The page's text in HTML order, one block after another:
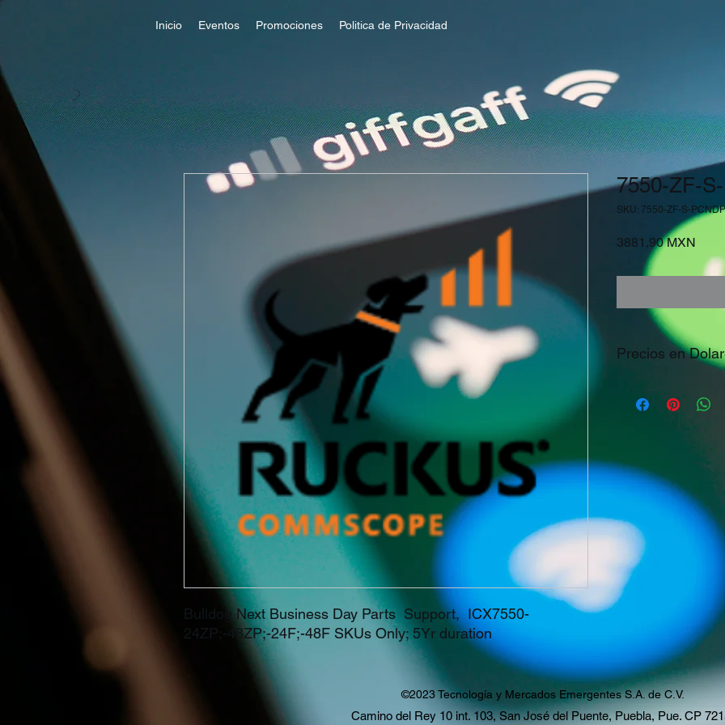
Inicio Eventos Promociones Politica de Privacidad
Bulldog Next Business Day Parts  Support,  ICX7550-
24ZP;-48ZP;-24F;-48F SKUs Only; 5Yr duration
7550-ZF-
SKU: 7550-ZF-S-
3881,90 MXN
Precios en
©2023 Tecnología y Mercados Emergentes S.A. de C.V.
Camino del Rey 10 int. 103, San José del Puente, Puebla, Pue. CP